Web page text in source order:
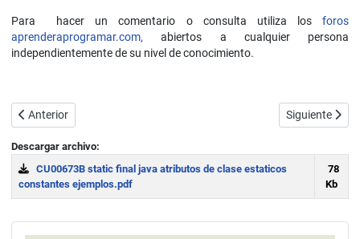
Para hacer un comentario o consulta utiliza losforos
aprenderaprogramar.com, abiertos a cualquier persona
independientemente de su nivel de conocimiento.
Artículo anterior: Generar números aleatorios en Java. Clase
Anterior Artículo
Siguiente
Descargar archivo:
CU00673B static final java atributos de clase estaticos
constantes ejemplos.pdf
78
Kb